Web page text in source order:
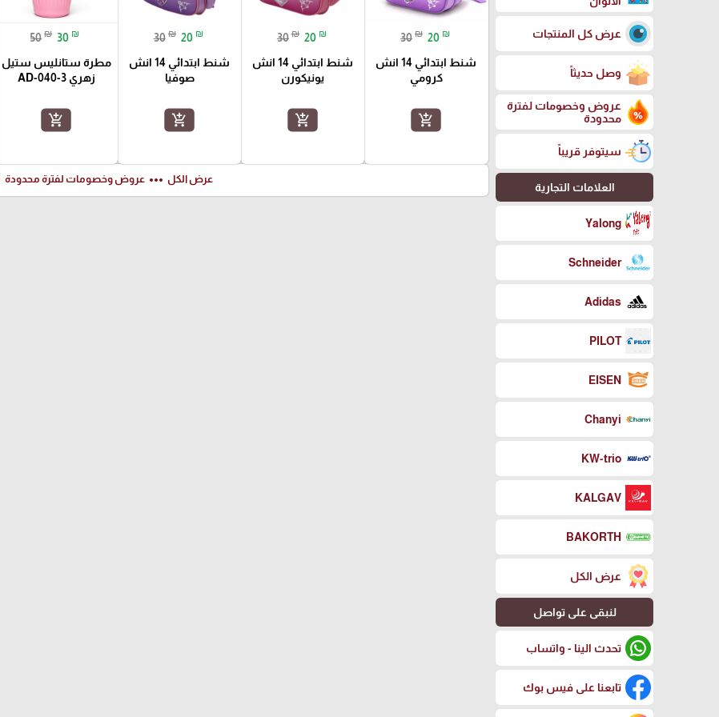
عرض كل المنتجات
وصل حديثاً
عروض وخصومات لفترة
محدودة
سيتوفر قريباً
العلامات التجارية
Yalong
Schneider
Adidas
PILOT
EISEN
Chanyi
KW-trio
KALGAV
BAKORTH
عرض الكل
لنبقى على تواصل
تحدث الينا - واتساب
تابعنا على فيس بوك
30 ₪ 20 ₪
شنط ابتدائي 14 انش
كرومي
add_shopping_cart
30 ₪ 20 ₪
شنط ابتدائي 14 انش
يونيكورن
add_shopping_cart
30 ₪ 20 ₪
شنط ابتدائي 14 انش
صوفيا
add_shopping_cart
50 ₪ 30 ₪
مطرة ستانليس ستيل
زهري AD-040-3
add_shopping_cart
عرض الكل more_horiz عروض وخصومات لفترة محدودة